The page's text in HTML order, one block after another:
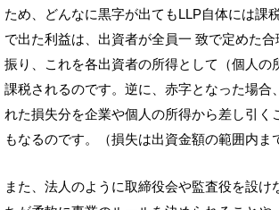
ため、どんなに黒字が出てもLLP自体には課
で出た利益は、出資者が全員一 致で定めた合
振り、これを各出資者の所得として（個人の
課税されるのです。逆に、赤字となった場合
れた損失分を企業や個人の所得から差し引く
もなるのです。（損失は出資金額の範囲内ま
また、法人のように取締役会や監査役を設け